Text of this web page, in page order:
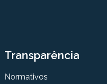
Transparência
Normativos